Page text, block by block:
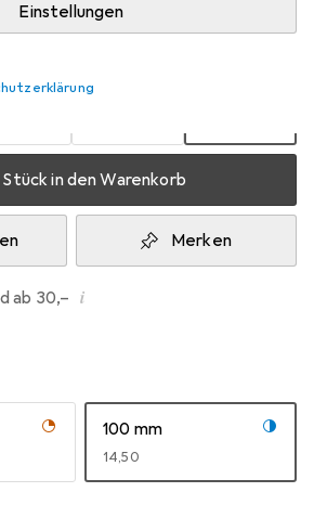
Einstellungen
pro Stück
in den Warenkorb
Merken
ab 30,– i
100 mm
EUR
14,50